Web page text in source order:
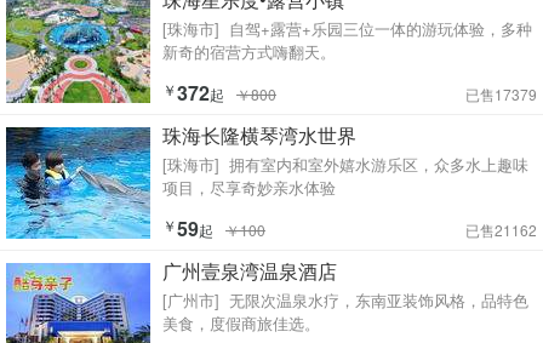
[珠海市]
新奇的宿营方式嗨翻天。
￥372起 ￥800 已售17379
珠海长隆横琴湾水世界
[珠海市]
项目，尽享奇妙亲水体验
￥59起 ￥100 已售21162
广州壹泉湾温泉酒店
[广州市]
美食，度假商旅佳选。